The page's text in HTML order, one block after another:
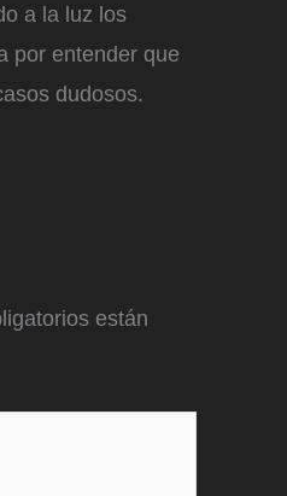
a la luz los
por entender que
dudosos.
están